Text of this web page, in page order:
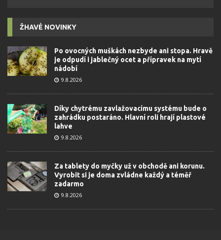
ŽHAVÉ NOVINKY
Po ovocných muškách nezbyde ani stopa. Hravě
je odpudí i jablečný ocet a přípravek na mytí
nádobí
9.8.2026
Díky chytrému zavlažovacímu systému bude o
zahrádku postaráno. Hlavní roli hrají plastové
lahve
9.8.2026
Za tablety do myčky už v obchodě ani korunu.
Vyrobit si je doma zvládne každý a téměř
zadarmo
9.8.2026